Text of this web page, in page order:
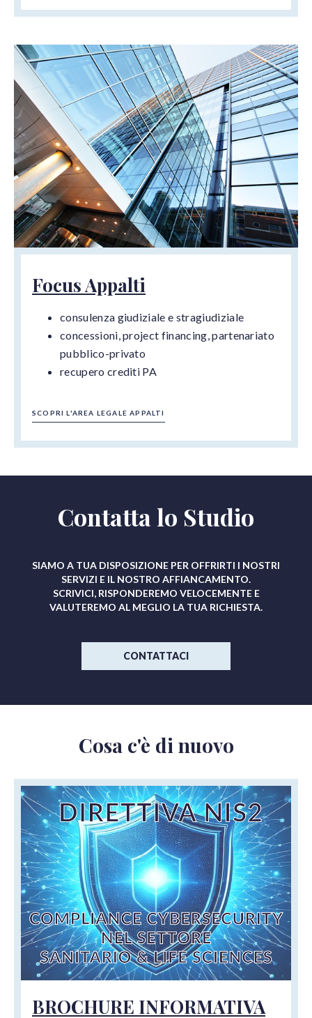
Focus Appalti
consulenza giudiziale e stragiudiziale
concessioni, project financing, partenariato
pubblico-privato
recupero crediti PA
SCOPRI L'AREA LEGALE APPALTI
Contatta lo Studio
SIAMO A TUA DISPOSIZIONE PER OFFRIRTI I NOSTRI
SERVIZI E IL NOSTRO AFFIANCAMENTO.
SCRIVICI, RISPONDEREMO VELOCEMENTE E
VALUTEREMO AL MEGLIO LA TUA RICHIESTA.
CONTATTACI
Cosa c'è di nuovo
BROCHURE INFORMATIVA